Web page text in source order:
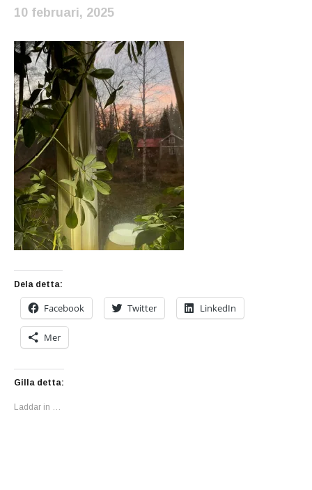
10 februari, 2025
Dela detta:
Facebook Twitter LinkedIn
Mer
Gilla detta:
Laddar in …